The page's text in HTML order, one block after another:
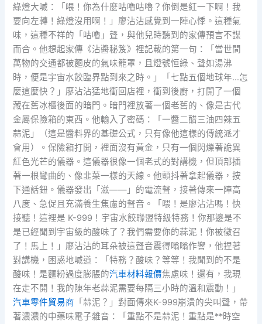
綠燈大喊：「喂！你為什麼咕嚕咕嚕？你倒是紅一下啊！我
要向左轉！綠燈沒用啊！」廖沾沾感覺到一陣心悸。這種氣
味，這種不祥的「咕嚕」聲，與他兒時聽到的家傳預言不謀
而合。他想起家傳《沾醬秘笈》裡記載的第一句：「當世間
萬物的交通都被麵皮的氣味籠罩，且燈號恒綠、聲如湯沸
時，便是宇宙水餃臨界點到來之時。」「七點五個地球年…怎
麼這麼快？」廖沾沾猛地衝回店裡，衝到後廚，打開了一個
藏在舊冰櫃後面的暗門。暗門裡放著一個老舊的、像是古代
金屬保險箱的東西。他輸入了密碼：「一醬二醋三油四辣五
蒜泥」（這是醬料界的基礎公式，只有像他這樣的傳統派才
會用）。保險箱打開，裡面沒有黃金，只有一個閃爍著詭異
紅色光芒的儀器。這儀器很像一個老式的對講機，但頂部插
著一根彎曲的、像韭菜一樣的天線。他顫抖著拿起儀器，按
下通話鈕。儀器發出「滋——」的電流聲，接著傳來一陣高
八度、急促且充滿養生焦慮的聲音。「喂！是廖沾沾嗎！快
接聽！這裡是 K-999！宇宙水餃聯盟特級特務！你那邊是不
是已經聞到宇宙級的酸味了？我們需要你的蒜泥！你被徵召
了！馬上！」廖沾沾的耳朵被這聲音震得嗡嗡作響，他捏著
對講機，困惑地喊道：「特務？酸味？等等！我聞到的不是
酸味！是麵粉過度膨脹的汽車材料報價焦慮味！還有，我現
在走不開！我的陳年老蒜泥需要每隔三小時的溫和震動！」
汽車零件貿易商 「蒜泥？」對面傳來K-999崩潰的尖叫聲，帶
著濃濃的中藥味電子雜音：「重點不是蒜泥！重點是**時空